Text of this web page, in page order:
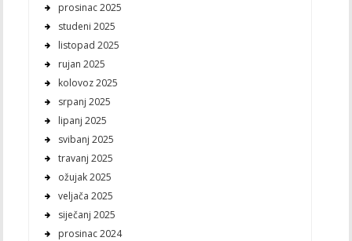
prosinac 2025
studeni 2025
listopad 2025
rujan 2025
kolovoz 2025
srpanj 2025
lipanj 2025
svibanj 2025
travanj 2025
ožujak 2025
veljača 2025
siječanj 2025
prosinac 2024